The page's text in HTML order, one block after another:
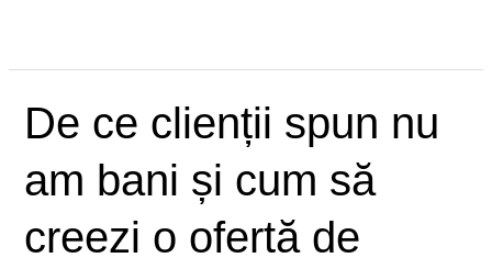
De ce clienții spun nu
am bani și cum să
creezi o ofertă de
De
ce
spun
am